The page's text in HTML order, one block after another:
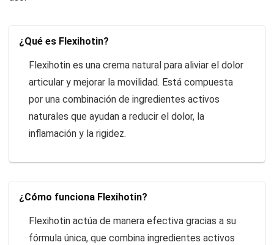
¿Qué es Flexihotin?
Flexihotin es una crema natural para aliviar el dolor
articular y mejorar la movilidad. Está compuesta
por una combinación de ingredientes activos
naturales que ayudan a reducir el dolor, la
inflamación y la rigidez.
¿Cómo funciona Flexihotin?
Flexihotin actúa de manera efectiva gracias a su
fórmula única, que combina ingredientes activos